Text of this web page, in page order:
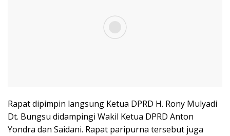
Rapat dipimpin langsung Ketua DPRD H. Rony Mulyadi
Dt. Bungsu didampingi Wakil Ketua DPRD Anton
Yondra dan Saidani. Rapat paripurna tersebut juga